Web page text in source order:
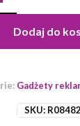
Dodaj do
SKU:
Gadżety